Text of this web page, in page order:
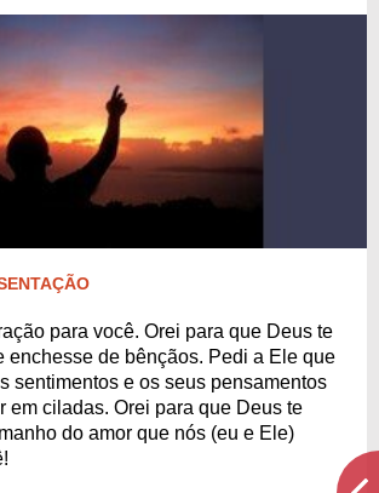
para você. Orei para que Deus te
enchesse de bênçãos. Pedi a Ele que
sentimentos e os seus pensamentos
em ciladas. Orei para que Deus te
do amor que nós (eu e Ele)